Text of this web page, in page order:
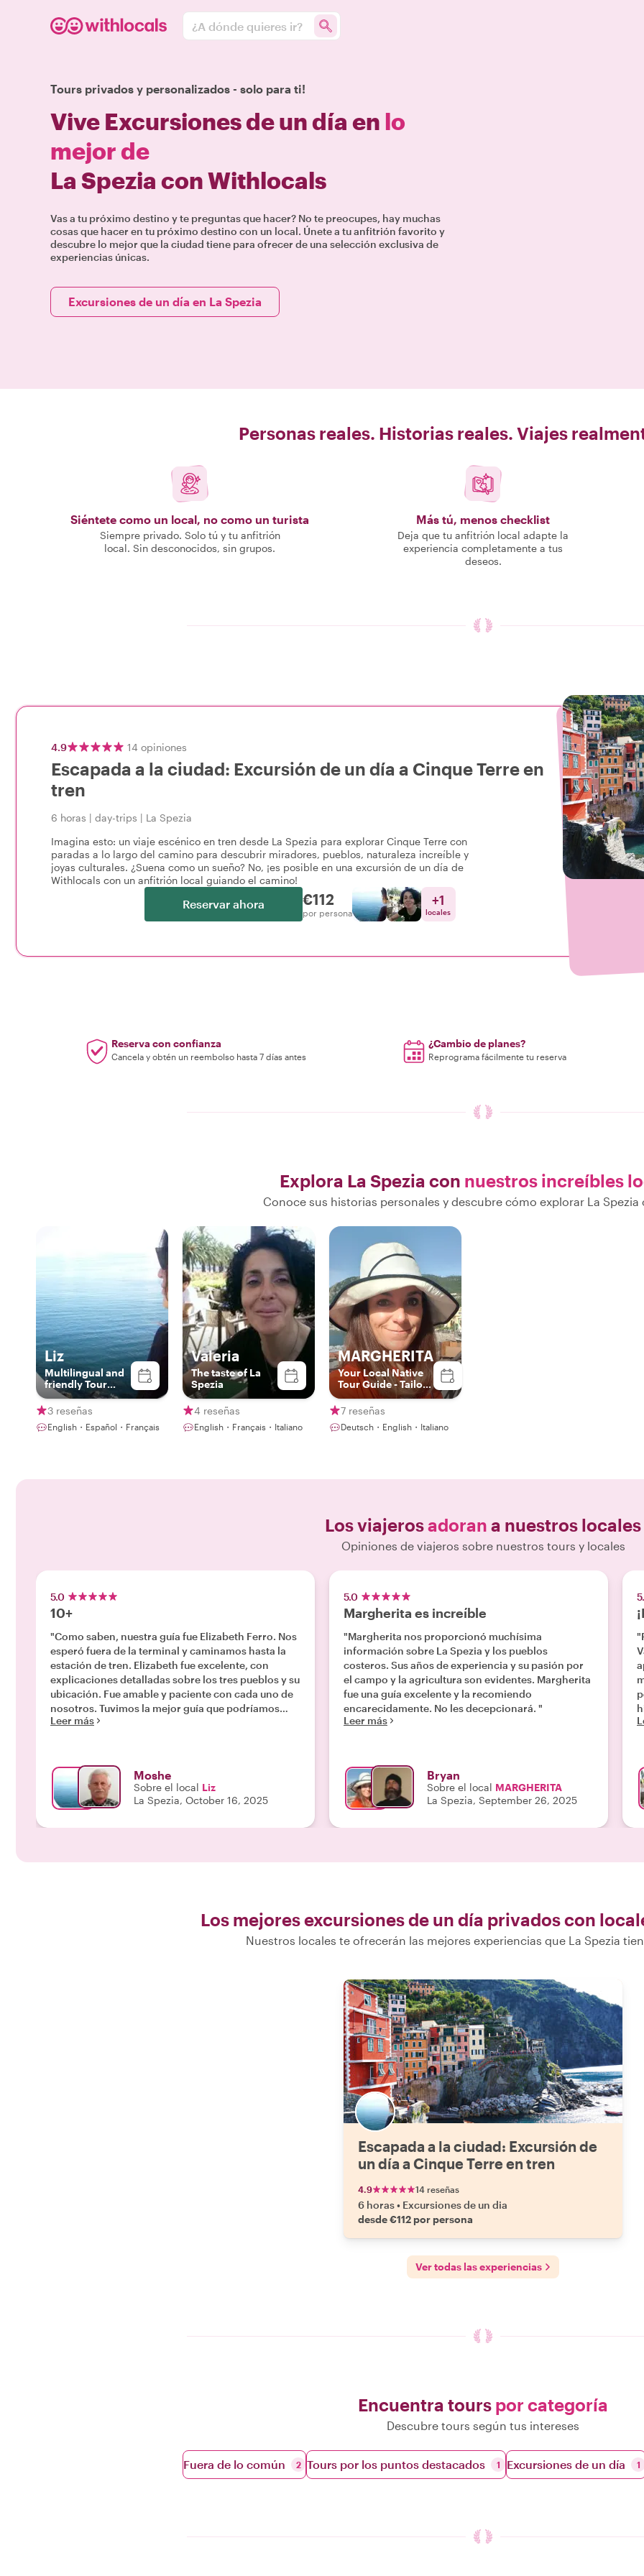
¿A dónde quieres ir?
Tours privados y personalizados - solo para ti!
Vive Excursiones de un día en lo
mejor de
La Spezia con Withlocals
Vas a tu próximo destino y te preguntas que hacer? No te preocupes, hay muchas
cosas que hacer en tu próximo destino con un local. Únete a tu anfitrión favorito y
descubre lo mejor que la ciudad tiene para ofrecer de una selección exclusiva de
experiencias únicas.
Excursiones de un día en La Spezia
Personas reales. Historias reales. Viajes
Siéntete como un local, no como un turista
Siempre privado. Solo tú y tu anfitrión
local. Sin desconocidos, sin grupos.
Más tú, menos checklist
Deja que tu anfitrión local adapte la
experiencia completamente a tus
deseos.
4.9 14 opiniones
Escapada a la ciudad: Excursión de un día a Cinque Terre en
tren
6 horas | day-trips | La Spezia
Imagina esto: un viaje escénico en tren desde La Spezia para explorar Cinque Terre con
paradas a lo largo del camino para descubrir miradores, pueblos, naturaleza increíble y
joyas culturales. ¿Suena como un sueño? No, ¡es posible en una excursión de un día de
Withlocals con un anfitrión local guiando el camino!
Reservar ahora €112
por persona
+1
locales
Reserva con confianza
Cancela y obtén un reembolso hasta 7 días antes
¿Cambio de planes?
Reprograma fácilmente tu reserva
Explora La Spezia con nuestros increíbles
Conoce sus historias personales y descubre cómo explorar La Spezia
Liz
Multilingual and
friendly Tour
Guide
3 reseñas
English・Español・Français
Valeria
The taste of La
Spezia
4 reseñas
English・Français・Italiano
MARGHERITA
Your Local Native
Tour Guide - Tailor
made tours
7 reseñas
Deutsch・English・Italiano
Los viajerosadoran a nuestros locales
Opiniones de viajeros sobre nuestros tours y locales
5.0
10+
"Como saben, nuestra guía fue Elizabeth Ferro. Nos
esperó fuera de la terminal y caminamos hasta la
estación de tren. Elizabeth fue excelente, con
explicaciones detalladas sobre los tres pueblos y su
ubicación. Fue amable y paciente con cada uno de
nosotros. Tuvimos la mejor guía que podríamos
haber soñado."
Leer más
Moshe
Sobre el local Liz
La Spezia, October 16, 2025
5.0
Margherita es increíble
"Margherita nos proporcionó muchísima
información sobre La Spezia y los pueblos
costeros. Sus años de experiencia y su pasión por
el campo y la agricultura son evidentes. Margherita
fue una guía excelente y la recomiendo
encarecidamente. No les decepcionará. "
Leer más
Bryan
Sobre el local MARGHERITA
La Spezia, September 26, 2025
Los mejores excursiones de un día privados con
Nuestros locales te ofrecerán las mejores experiencias que La Spezia
Escapada a la ciudad: Excursión de
un día a Cinque Terre en tren
4.9 14 reseñas
6 horas• Excursiones de un dia
desde €112 por persona
Ver todas las experiencias
Encuentra tours por categoría
Descubre tours según tus intereses
Fuera de lo común 2 Tours por los puntos destacados 1 Excursiones de un día 1